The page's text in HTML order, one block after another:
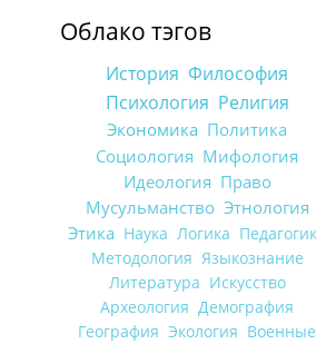
Облако тэгов
История Философия
Психология Религия
Экономика Политика
Социология Мифология
Идеология Право
Мусульманство Этнология
Этика Наука Логика
Методология Языкознание
Литература Искусство
Археология Демография
География Экология Военные